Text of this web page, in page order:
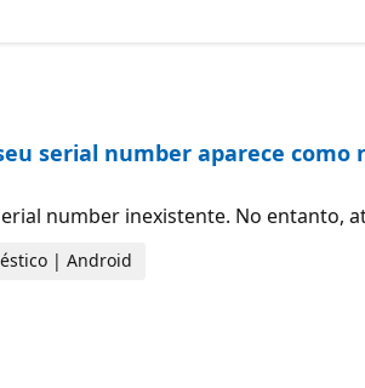
serial number aparece
number inexistente. No entanto,
| Android